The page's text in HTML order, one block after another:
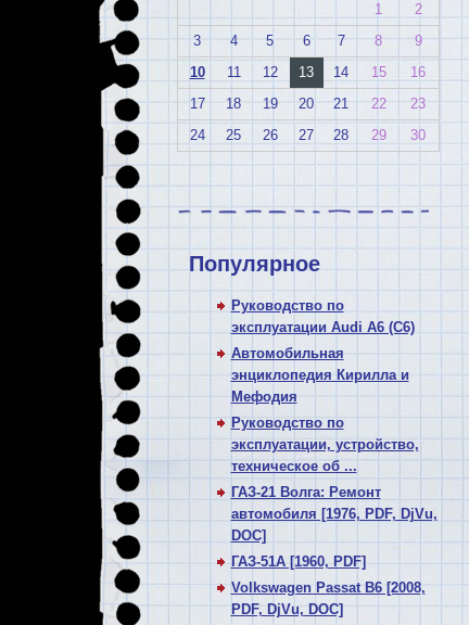
1
2
3
4 5 6 7 8
9
10
11 12 13 14 15
16
17
18 19 20 21 22
23
24
25 26 27 28 29 30
Популярное
Руководство по
эксплуатации Audi A6 (C6)
Автомобильная
энциклопедия Кирилла и
Мефодия
Руководство по
эксплуатации, устройство,
техническое об ...
ГАЗ-21 Волга: Ремонт
автомобиля [1976, PDF, DjVu,
DOC]
ГАЗ-51А [1960, PDF]
Volkswagen Passat В6 [2008,
PDF, DjVu, DOC]